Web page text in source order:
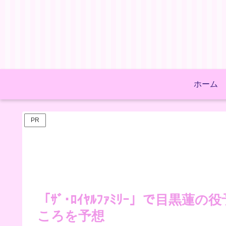
ホーム
PR
「ｻﾞ･ﾛｲﾔﾙﾌｧﾐﾘｰ」で目黒蓮の
ころを予想